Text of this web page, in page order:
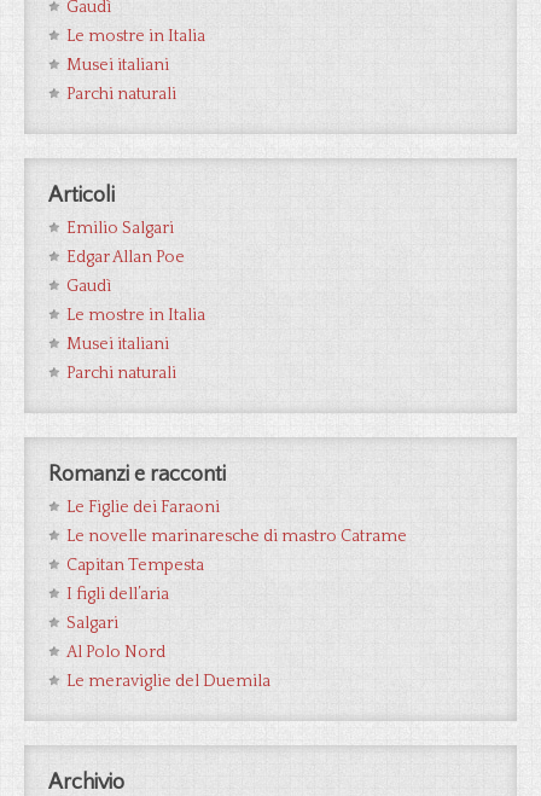
Gaudì
Le mostre in Italia
Musei italiani
Parchi naturali
Articoli
Emilio Salgari
Edgar Allan Poe
Gaudì
Le mostre in Italia
Musei italiani
Parchi naturali
Romanzi e racconti
Le Figlie dei Faraoni
Le novelle marinaresche di mastro Catrame
Capitan Tempesta
I figli dell’aria
Salgari
Al Polo Nord
Le meraviglie del Duemila
Archivio